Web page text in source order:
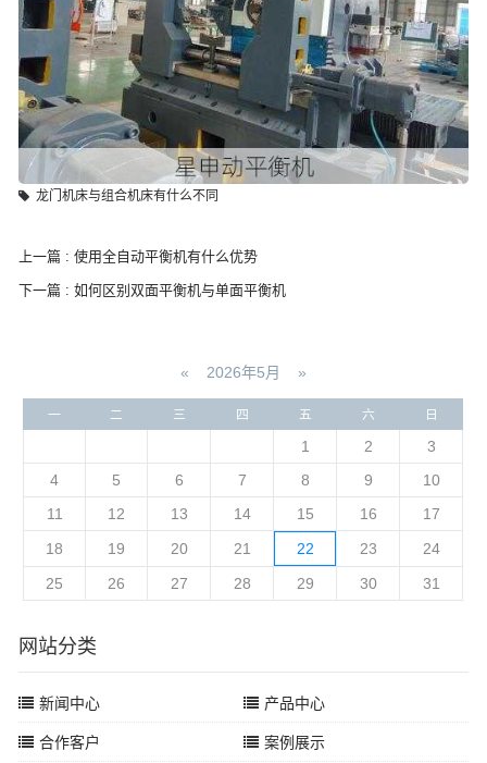
龙门机床与组合机床有什么不同
上一篇 : 使用全自动平衡机有什么优势
下一篇 : 如何区别双面平衡机与单面平衡机
« 2026年5月 »
一 二 三 四 五 六 日
1 2
3
4
5 6 7 8 9
10
11
12 13 14 15 16
17
18
19 20 21 22 23
24
25
26 27 28 29 30 31
网站分类
新闻中心 产品中心
合作客户 案例展示